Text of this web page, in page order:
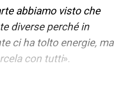
abbiamo visto che
diverse perché in
ci ha tolto energie, ma
con tutti».
siamo stati